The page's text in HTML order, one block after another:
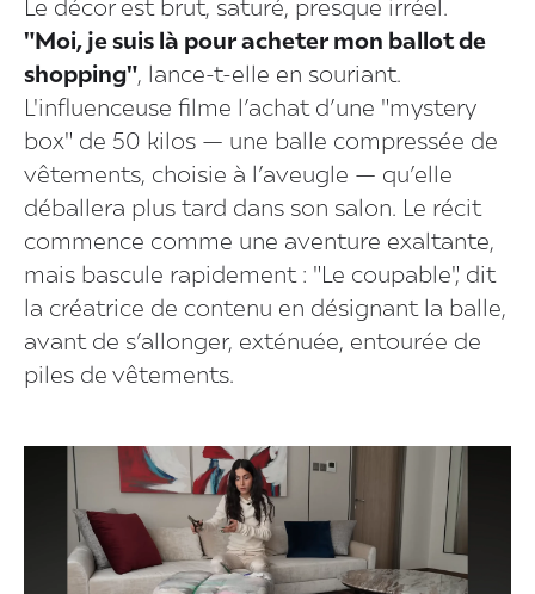
Le décor est brut, saturé, presque irréel.
"Moi, je suis là pour acheter mon ballot de
shopping", lance-t-elle en souriant.
L'influenceuse filme l’achat d’une "mystery
box" de 50 kilos — une balle compressée de
vêtements, choisie à l’aveugle — qu’elle
déballera plus tard dans son salon. Le récit
commence comme une aventure exaltante,
mais bascule rapidement : "Le coupable", dit
la créatrice de contenu en désignant la balle,
avant de s’allonger, exténuée, entourée de
piles de vêtements.